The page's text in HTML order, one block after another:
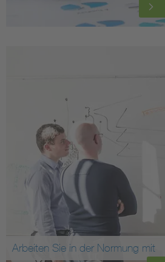
Arbeiten Sie in der Normung mit